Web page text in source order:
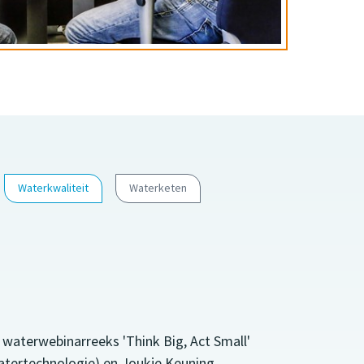
Waterkwaliteit Waterketen
'Think Big, Act Small'